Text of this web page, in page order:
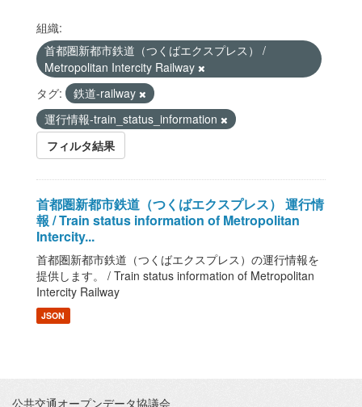
組織:
首都圏新都市鉄道（つくばエクスプレス） /
Metropolitan Intercity Railway
タグ:
鉄道-railway
運行情報-train_status_information
フィルタ結果
首都圏新都市鉄道（つくばエクスプレス） 運行情
報 / Train status information of Metropolitan
Intercity...
首都圏新都市鉄道（つくばエクスプレス）の運行情報を
提供します。 / Train status information of Metropolitan
Intercity Railway
JSON
公共交通オープンデータ協議会